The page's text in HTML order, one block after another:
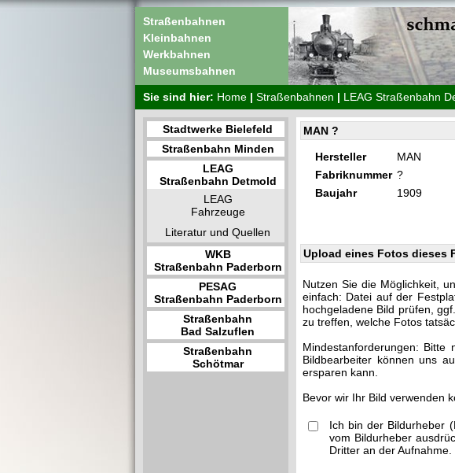
Straßenbahnen
Kleinbahnen
Werkbahnen
Museumsbahnen
Sie sind hier: Home | Straßenbahnen | LEAG Straßenbahn
Stadtwerke Bielefeld
Straßenbahn Minden
LEAG
Straßenbahn Detmold
LEAG
Fahrzeuge
Literatur und Quellen
WKB
Straßenbahn Paderborn
PESAG
Straßenbahn Paderborn
Straßenbahn
Bad Salzuflen
Straßenbahn
Schötmar
MAN ?
Hersteller MAN
Fabriknummer ?
Baujahr
1909
Upload eines Fotos dieses
Nutzen Sie die Möglichkeit,
einfach: Datei auf der
hochgeladene Bild prüfen,
zu treffen, welche Fotos
Mindestanforderungen:
Bildbearbeiter können uns
ersparen kann.
Bevor wir Ihr Bild verwenden
Ich bin der Bildurheber
vom Bildurheber
Dritter an der Aufnahme.